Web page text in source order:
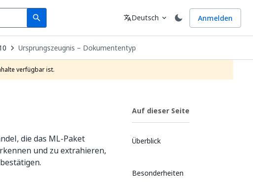
search
Search Sprache
translateDeutsch expand_more Anmelden
Ursprungszeugnis – Dokumententyp
verfügbar ist.
die das ML-Paket
und zu extrahieren,
Auf dieser Seite
Überblick
Besonderheiten